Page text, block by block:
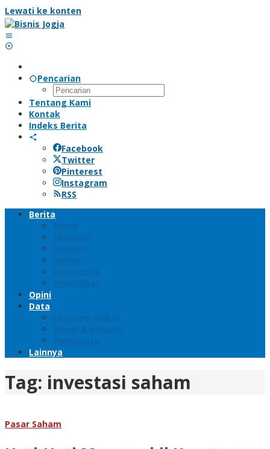
Lewati ke konten
Pencarian
Tentang Kami
Kontak
Indeks Berita
Facebook
Twitter
Pinterest
Instagram
RSS
Berita
Bisnis
Ekonomi
Industri
UMKM
Pariwisata
Pendidikan
Opini
Data
Ekonomi Makro
Bisnis & Industri
Pariwisata
Lainnya
Tag: investasi saham
Pasar Saham